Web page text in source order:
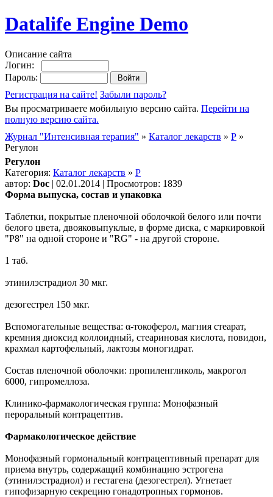
Datalife Engine Demo
Описание сайта
Логин:
Пароль:
Регистрация на сайте! Забыли пароль?
Вы просматриваете мобильную версию сайта. Перейти на
полную версию сайта.
Журнал "Интенсивная терапия" » Каталог лекарств » Р »
Регулон
Регулон
Категория: Каталог лекарств » Р
автор: Doc | 02.01.2014 | Просмотров: 1839
Форма выпуска, состав и упаковка
Таблетки, покрытые пленочной оболочкой белого или почти
белого цвета, двояковыпуклые, в форме диска, с маркировкой
"Р8" на одной стороне и "RG" - на другой стороне.
1 таб.
этинилэстрадиол 30 мкг.
дезогестрел 150 мкг.
Вспомогательные вещества: α-токоферол, магния стеарат,
кремния диоксид коллоидный, стеариновая кислота, повидон,
крахмал картофельный, лактозы моногидрат.
Состав пленочной оболочки: пропиленгликоль, макрогол
6000, гипромеллоза.
Клинико-фармакологическая группа: Монофазный
пероральный контрацептив.
Фармакологическое действие
Монофазный гормональный контрацептивный препарат для
приема внутрь, содержащий комбинацию эстрогена
(этинилэстрадиол) и гестагена (дезогестрел). Угнетает
гипофизарную секрецию гонадотропных гормонов.